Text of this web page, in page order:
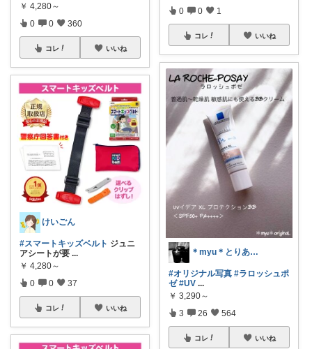
￥ 4,280～
0 0 360
コレ いいね
けいごん
#スマートキッズベルト ジュニ
アシートが要 ...
￥ 4,280～
0 0 37
コレ いいね
0 0 1
コレ いいね
＊myu＊とりあえずでも笑っとこ◡̈♡
#オリジナル写真 #ラロッシュポ
ゼ #UV ...
￥ 3,290～
3 26 564
コレ いいね